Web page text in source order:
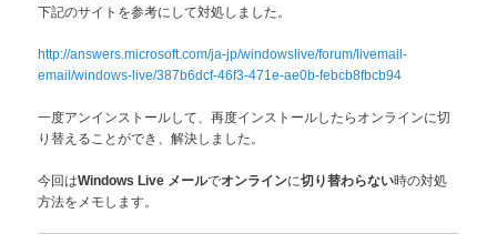
下記のサイトを参考にして対処しました。
http://answers.microsoft.com/ja-jp/windowslive/forum/livemail-
email/windows-live/387b6dcf-46f3-471e-ae0b-febcb8fbcb94
一度アンインストールして、再度インストールしたらオンラインに切
り替えることができ、解決しました。
今回はWindows Live メールでオンラインに切り替わらない時の対処
方法をメモします。